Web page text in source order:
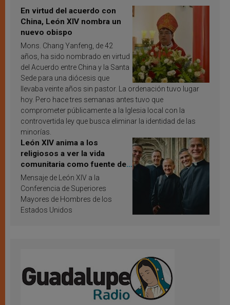
En virtud del acuerdo con
China, León XIV nombra un
nuevo obispo
Mons. Chang Yanfeng, de 42
años, ha sido nombrado en virtud
del Acuerdo entre China y la Santa
Sede para una diócesis que
llevaba veinte años sin pastor. La ordenación tuvo lugar
hoy. Pero hace tres semanas antes tuvo que
comprometer públicamente a la Iglesia local con la
controvertida ley que busca eliminar la identidad de las
minorías.
León XIV anima a los
religiosos a ver la vida
comunitaria como fuente de
inspiración y santificación
Mensaje de León XIV a la
Conferencia de Superiores
Mayores de Hombres de los
Estados Unidos